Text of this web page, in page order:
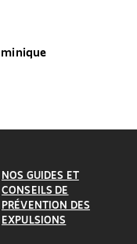
NOS GUIDES ET
CONSEILS DE
PRÉVENTION DES
EXPULSIONS